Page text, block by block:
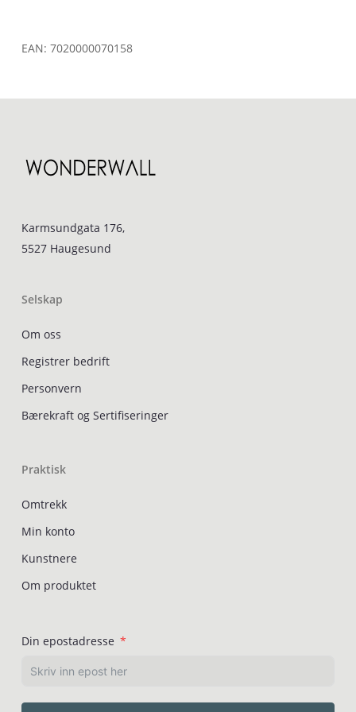
EAN: 7020000070158
Karmsundgata 176,
5527 Haugesund
Selskap
Om oss
Registrer bedrift
Personvern
Bærekraft og Sertifiseringer
Praktisk
Omtrekk
Min konto
Kunstnere
Om produktet
Din epostadresse